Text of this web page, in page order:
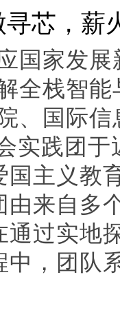
寻芯，薪
国家发
全栈智
、国际信
实践团
国主义教
由来自多
通过实地
中，团队